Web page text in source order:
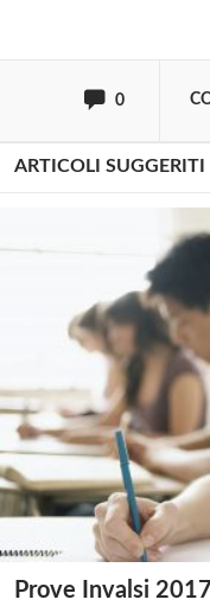
0
ARTICOLI SUGGERITI
Prove Invalsi